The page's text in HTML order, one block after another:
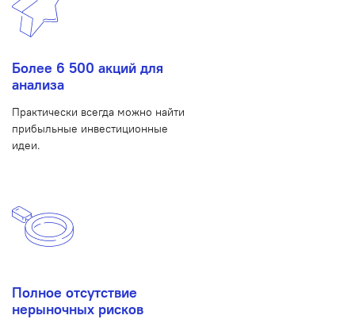
Более 6 500 акций для
анализа
Практически всегда можно найти
прибыльные инвестиционные
идеи.
Полное отсутствие
нерыночных рисков